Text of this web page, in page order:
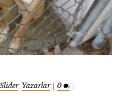
Slider, Yazarlar| 0 |